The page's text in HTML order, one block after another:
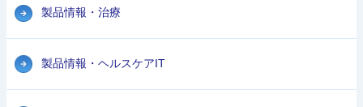
製品情報・治療
製品情報・ヘルスケアIT